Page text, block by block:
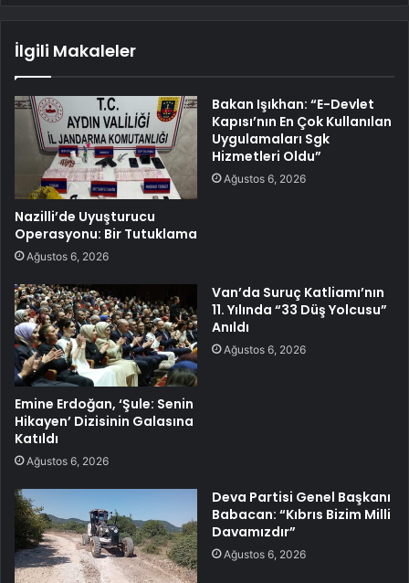
İlgili Makaleler
Nazilli’de Uyuşturucu
Operasyonu: Bir Tutuklama
Ağustos 6, 2026
Bakan Işıkhan: “E-Devlet
Kapısı’nın En Çok Kullanılan
Uygulamaları Sgk
Hizmetleri Oldu”
Ağustos 6, 2026
Emine Erdoğan, ‘Şule: Senin
Hikayen’ Dizisinin Galasına
Katıldı
Ağustos 6, 2026
Van’da Suruç Katliamı’nın
11. Yılında “33 Düş Yolcusu”
Anıldı
Ağustos 6, 2026
Deva Partisi Genel Başkanı
Babacan: “Kıbrıs Bizim Milli
Davamızdır”
Ağustos 6, 2026